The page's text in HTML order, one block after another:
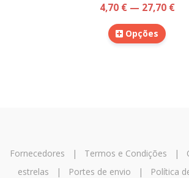
4,70 € — 27,70 €
Opções
Fornecedores | Termos e Condições |
estrelas | Portes de envio | Política